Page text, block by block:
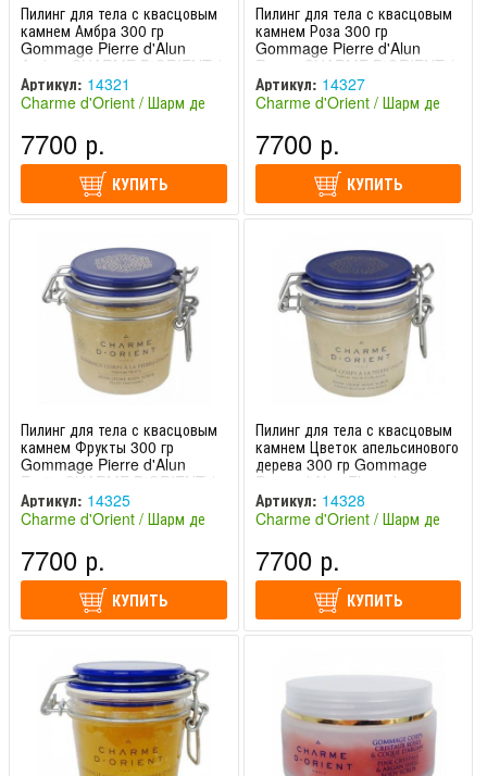
Пилинг для тела с квасцовым
камнем Амбра 300 гр
Gommage Pierre d'Alun
Ambre CHARME D'ORIENT /
ШАРМ ДЕ ОРИЕНТ
Артикул: 14321
Charme d'Orient / Шарм де
7700 р.
КУПИТЬ
Пилинг для тела с квасцовым
камнем Роза 300 гр
Gommage Pierre d'Alun
Roses CHARME D'ORIENT /
ШАРМ ДЕ ОРИЕНТ
Артикул: 14327
Charme d'Orient / Шарм де
7700 р.
КУПИТЬ
Пилинг для тела с квасцовым
камнем Фрукты 300 гр
Gommage Pierre d'Alun
Fruits CHARME D'ORIENT /
ШАРМ ДЕ ОРИЕНТ
Артикул: 14325
Charme d'Orient / Шарм де
7700 р.
КУПИТЬ
Пилинг для тела с квасцовым
камнем Цветок апельсинового
дерева 300 гр Gommage
Pierre d'Alun Fleur d'oranger
CHARME D'ORIENT / ШАРМ
ДЕ ОРИЕНТ
Артикул: 14328
Charme d'Orient / Шарм де
7700 р.
КУПИТЬ